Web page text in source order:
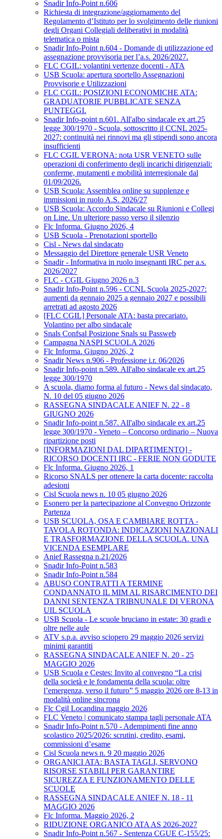
Snadir Info-Point n.606
Richiesta di integrazione/aggiornamento del
Regolamento d’Istituto per lo svolgimento delle riunioni
degli Organi Collegiali deliberativi in modalità
telematica o mista
Snadir Info-Point n.604 - Domande di utilizzazione ed
assegnazione provvisoria per l’a.s. 2026/2027.
FLC CGIL: volantini vertenze docenti - ATA
USB Scuola: apertura sportello Assegnazioni
Provvisorie e Utilizzazioni
FLC CGIL: POSIZIONI ECONOMICHE ATA:
GRADUATORIE PUBBLICATE SENZA
PUNTEGGI.
Snadir Info-point n.601. All'albo sindacale ex art.25
legge 300/1970 - Scuola, sottoscritto il CCNL 2025-
2027: continuità nei rinnovi ma gli stipendi sono ancora
insufficienti
FLC CGIL VERONA: nota USR VENETO sulle
operazioni di conferimento degli incarichi dirigenziali:
conferme, mutamenti e mobilità interregionale dal
01/09/2026.
USB Scuola: Assemblea online su supplenze e
immissioni in ruolo A.S. 2026/27
USB Scuola: Accordo Sindacale su Riunioni e Collegi
on Line. Un ulteriore passo verso il silenzio
Flc Informa. Giugno 2026, 4
USB Scuola - Prenotazioni sportello
Cisl - News dal sindacato
Messaggio del Direttore generale USR Veneto
Snadir - Informativa in ruolo insegnanti IRC per a.s.
2026/2027
FLC - CGIL Giugno 2026 n.3
Snadir Info-Point n.596 - CCNL Scuola 2025-2027:
aumenti da gennaio 2025 a gennaio 2027 e possibili
arretrati ad agosto 2026
[FLC CGIL] Personale ATA: basta precariato.
Volantino per albo sindacale
Snals Confsal Posizione Snals su Passweb
Campagna NASPI SCUOLA 2026
Flc Informa. Giugno 2026, 2
Snadir News n.906 - Professione i.r. 06/2026
Snadir Info-point n.589. All'albo sindacale ex art.25
legge 300/1970
A scuola, diamo forma al futuro - News dal sindacato,
N. 10 del 05 giugno 2026
RASSEGNA SINDACALE ANIEF N. 22 - 8
GIUGNO 2026
Snadir Info-point n.587. All'albo sindacale ex art.25
legge 300/1970 - Veneto – Concorso ordinario – Nuova
ripartizione posti
[INFORMAZIONI DAL DIPARTIMENTO] -
RICORSO DOCENTI IRC - FERIE NON GODUTE
Flc Informa. Giugno 2026, 1
Ricorso SNALS per ottenere la carta docente: raccolta
adesioni
Cisl Scuola news n. 10 05 giugno 2026
Esonero per la partecipazione al Convegno Orizzonte
Partenza
USB SCUOLA, OSA E CAMBIARE ROTTA -
TAVOLA ROTONDA: INDICAZIONI NAZIONALI
E TRASFORMAZIONE DELLA SCUOLA. UNA
VICENDA ESEMPLARE
Anief Rassegna n.21/2026
Snadir Info-Point n.583
Snadir Info-Point n.584
ABUSO CONTRATTI A TERMINE
CONDANNATO IL MIM AL RISARCIMENTO DEI
DANNI SENTENZA TRIBNUNALE DI VERONA
UIL SCUOLA
USB Scuola - Le scuole bruciano in estate: 30 gradi e
oltre nelle aule
ATV s.p.a. avviso sciopero 29 maggio 2026 servizi
minimi garantiti
RASSEGNA SINDACALE ANIEF N. 20 - 25
MAGGIO 2026
USB Scuola e Cestes: Invito al convegno “La crisi
della società e le fondamenta della scuola: oltre
l’emergenza, verso il futuro” 5 maggio 2026 ore 8-13 in
modalità online sincrona
Flc Cgil Locandina maggio 2026
FLC Veneto | comunicato stampa tagli personale ATA
Snadir Info-Point n.570 - Adempimenti fine anno
scolastico 2025/2026: scrutini, credito, esami,
commissioni d’esame
Cisl Scuola news n. 9 20 maggio 2026
ORGANICI ATA: BASTA TAGLI, SERVONO
RISORSE STABILI PER GARANTIRE
SICUREZZA E FUNZIONAMENTO DELLE
SCUOLE
RASSEGNA SINDACALE ANIEF N. 18 - 11
MAGGIO 2026
Flc Informa. Maggio 2026, 2
RIDUZIONE ORGANICO ATA AS 2026-2027
Snadir Info-Point n.567 - Sentenza CGUE C‑155/25: